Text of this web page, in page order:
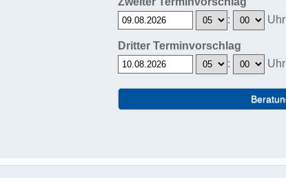
:
Uhr
Dritter Terminvorschlag
:
Uhr